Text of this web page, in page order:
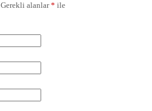
Gerekli alanlar* ile